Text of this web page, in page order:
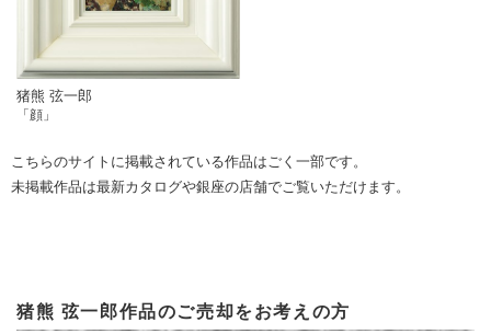
猪熊 弦一郎
「顔」
こちらのサイトに掲載されている作品はごく一部です。
未掲載作品は最新カタログや銀座の店舗でご覧いただけます。
猪熊 弦一郎作品のご売却をお考えの方